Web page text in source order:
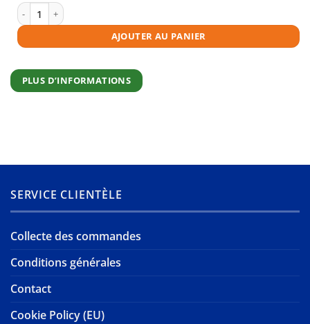
€11,95.
quantité de Cartouche d'encre compatible Canon CLI-581M XXL
AJOUTER AU PANIER
PLUS D’INFORMATIONS
SERVICE CLIENTÈLE
Collecte des commandes
Conditions générales
Contact
Cookie Policy (EU)